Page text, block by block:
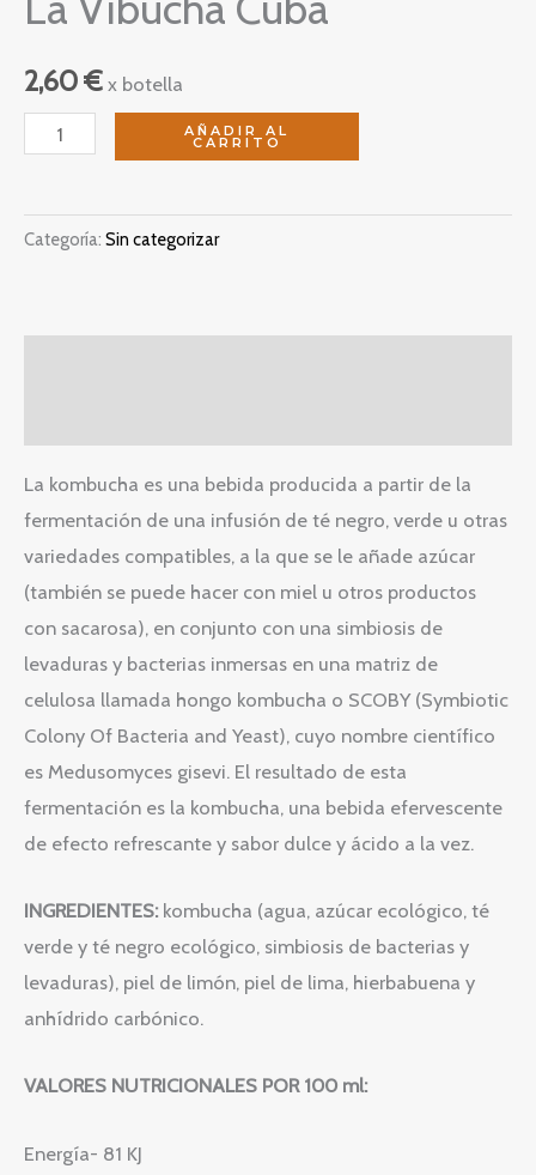
2,60€ x botella
cantidad
AÑADIR AL
CARRITO
Categoría: Sin categorizar
La kombucha es una bebida producida a partir de la
fermentación de una infusión de té negro, verde u otras
variedades compatibles, a la que se le añade azúcar
(también se puede hacer con miel u otros productos
con sacarosa), en conjunto con una simbiosis de
levaduras y bacterias inmersas en una matriz de
celulosa llamada hongo kombucha o SCOBY (Symbiotic
Colony Of Bacteria and Yeast), cuyo nombre científico
es Medusomyces gisevi. El resultado de esta
fermentación es la kombucha, una bebida efervescente
de efecto refrescante y sabor dulce y ácido a la vez.
INGREDIENTES: kombucha (agua, azúcar ecológico, té
verde y té negro ecológico, simbiosis de bacterias y
levaduras), piel de limón, piel de lima, hierbabuena y
anhídrido carbónico.
VALORES NUTRICIONALES POR 100 ml:
Energía- 81 KJ